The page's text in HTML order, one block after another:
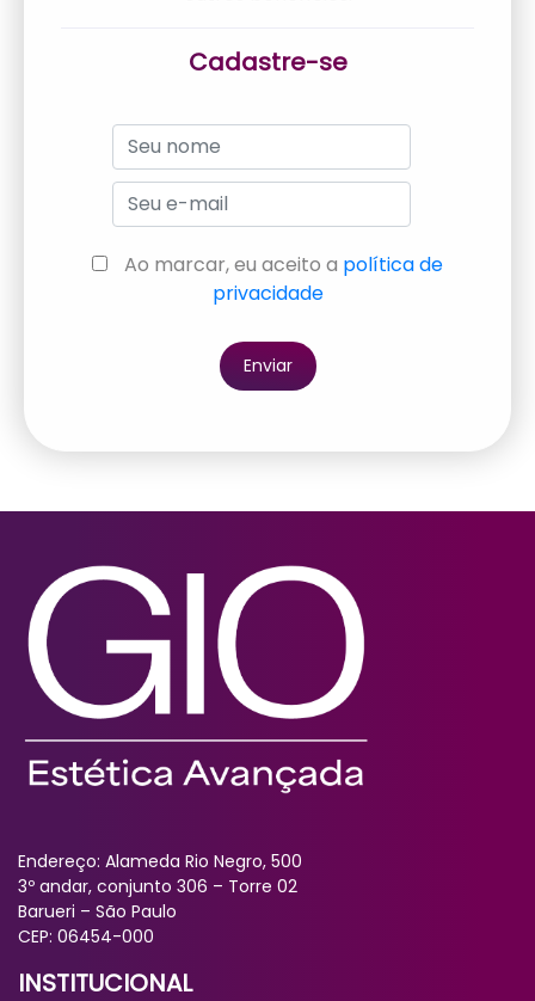
Cadastre-se
Ao marcar, eu aceito a política de
privacidade
Endereço: Alameda Rio Negro, 500
3º andar, conjunto 306 – Torre 02
Barueri – São Paulo
CEP: 06454-000
INSTITUCIONAL